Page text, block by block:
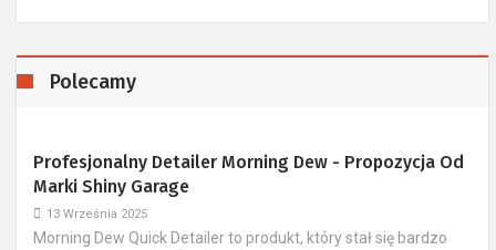
Polecamy
Profesjonalny Detailer Morning Dew - Propozycja Od
Marki Shiny Garage
13 Września 2025
Morning Dew Quick Detailer to produkt, który stał się bardzo